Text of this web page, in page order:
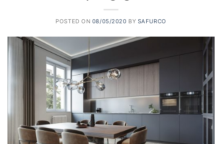
POSTED ON 08/05/2020 BY SAFURCO